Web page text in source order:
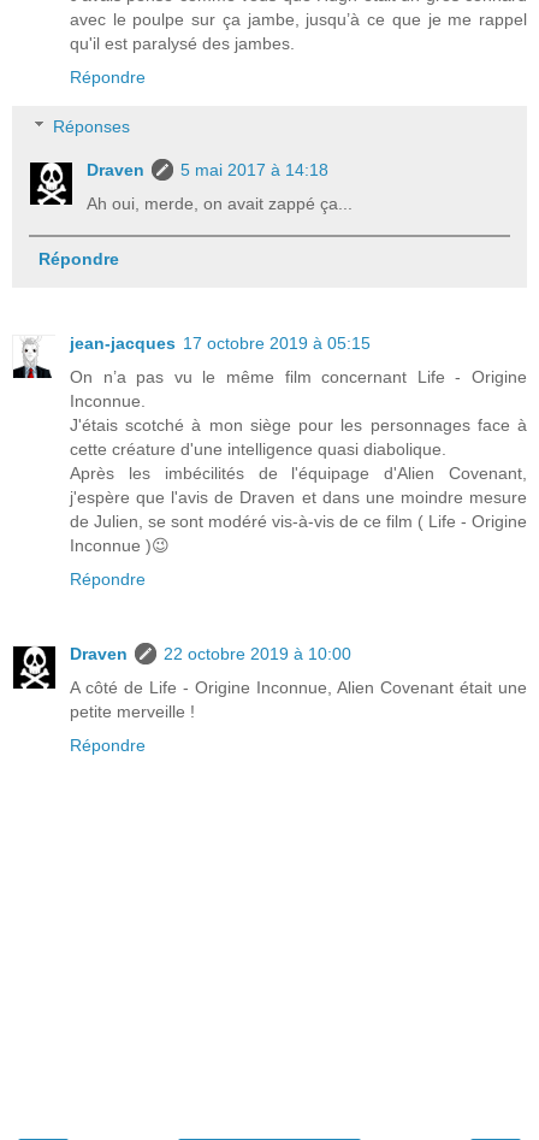
avec le poulpe sur ça jambe, jusqu’à ce que je me rappel
qu'il est paralysé des jambes.
Répondre
Réponses
Draven
5 mai 2017 à 14:18
Ah oui, merde, on avait zappé ça...
Répondre
jean-jacques 17 octobre 2019 à 05:15
On n’a pas vu le même film concernant Life - Origine
Inconnue.
J'étais scotché à mon siège pour les personnages face à
cette créature d'une intelligence quasi diabolique.
Après les imbécilités de l'équipage d'Alien Covenant,
j'espère que l'avis de Draven et dans une moindre mesure
de Julien, se sont modéré vis-à-vis de ce film ( Life - Origine
Inconnue )😉
Répondre
Draven
22 octobre 2019 à 10:00
A côté de Life - Origine Inconnue, Alien Covenant était une
petite merveille !
Répondre